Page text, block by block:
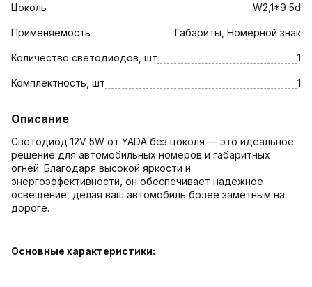
Цоколь W2,1*9 5d
Применяемость Габариты, Номерной знак
Количество светодиодов, шт 1
Комплектность, шт 1
Описание
Светодиод 12V 5W от YADA без цоколя — это идеальное
решение для автомобильных номеров и габаритных
огней. Благодаря высокой яркости и
энергоэффективности, он обеспечивает надежное
освещение, делая ваш автомобиль более заметным на
дороге.
Основные характеристики: